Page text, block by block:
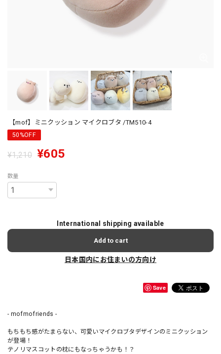
【mof】ミニクッション マイクロブタ /TM510-4
50%OFF
¥1,210 ¥605
数量
International shipping available
Add to cart
日本国内にお住まいの方向け
Save
- mofmofriends -
もちもち感がたまらない、可愛いマイクロブタデザインのミニクッション
が登場！
テノリマスコットの枕にもなっちゃうかも！？